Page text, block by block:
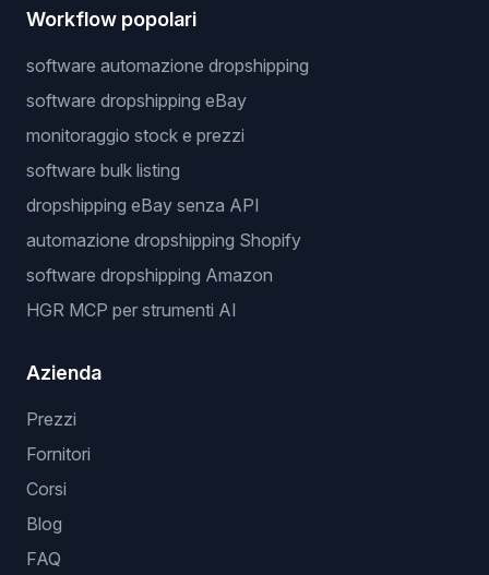
Workflow popolari
software automazione dropshipping
software dropshipping eBay
monitoraggio stock e prezzi
software bulk listing
dropshipping eBay senza API
automazione dropshipping Shopify
software dropshipping Amazon
HGR MCP per strumenti AI
Azienda
Prezzi
Fornitori
Corsi
Blog
FAQ